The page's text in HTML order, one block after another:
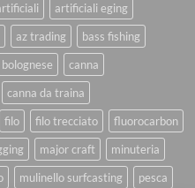
artificiali eging
az trading
bass fishing
bolognese
canna
canna da traina
filo filo trecciato
fluorocarbon
major craft
minuteria
mulinello surfcasting pesca